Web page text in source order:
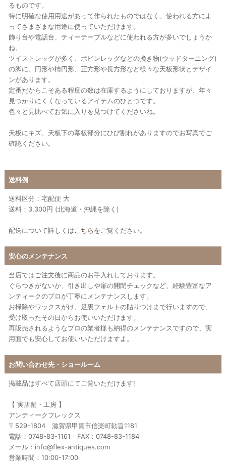
るものです。
特に明確な使用用途があって作られたものではなく、使われる方によ
ってさまざまな用途に使っていただけます。
飾り台や電話台、ティーテーブルなどに使われる方が多いでしょうか
ね。
ツイストレッグが多く、ボビンレッグなどの挽き物(ウッドターニング)
の脚に、円形や楕円形、正方形や長方形など様々な天板形状とデザイ
ンがあります。
定番だからこそある程度の数は在庫するようにしておりますが、年々
見つかりにくくなっているアイテムのひとつです。
色々と見比べてお気に入りを見つけてくださいね。
天板にキズ、天板下の幕板部分にひび割れがありますのでお写真でご
確認ください。
送料例
送料区分：宅配便 大
送料：3,300円 (北海道・沖縄を除く)
配送について詳しくは こちらをご覧ください。
安心のメンテナンス
当店ではご注文後に商品のお手入れしております。
ぐらつきがないか、引き出しや扉の開閉チェックなど、経験豊富なア
ンティークのプロが丁寧にメンテナンスします。
お掃除やワックスがけ、足裏フェルトの貼りつけまで行いますので、
受け取ったその日からお使いいただけます。
再販売されるようなプロの業者様も納得のメンテナンスですので、実
用面でも安心してお使いいただけますよ。
お問い合わせ先・ショールーム
掲載品はすべて店頭にてご覧いただけます!
【 実店舗・工房 】
アンティークフレックス
〒529-1804 滋賀県甲賀市信楽町勅旨1181
電話：0748-83-1161 FAX：0748-83-1184
メール：info@flex-antiques.com
営業時間：10:00-17:00